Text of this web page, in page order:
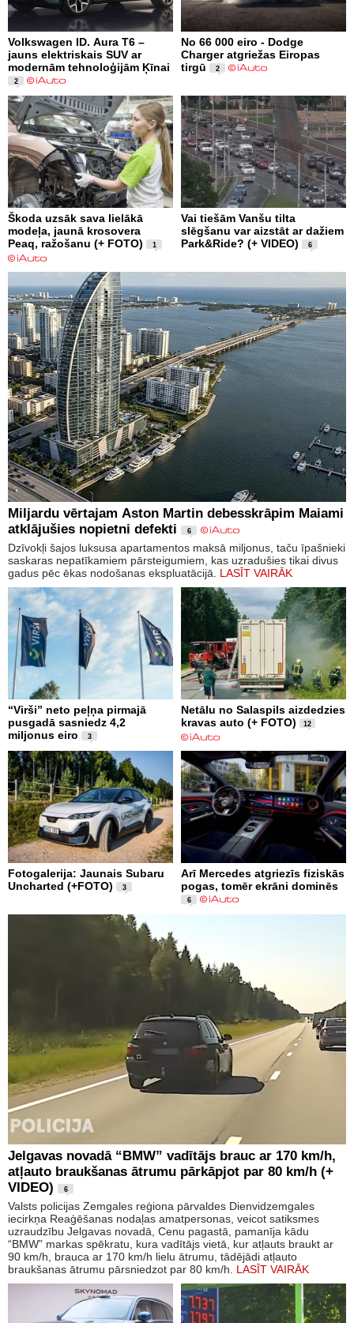
Volkswagen ID. Aura T6 –
jauns elektriskais SUV ar
modernām tehnoloģijām Ķīnai
2
No 66 000 eiro - Dodge
Charger atgriežas Eiropas
tirgū
2
Škoda uzsāk sava lielākā
modeļa, jaunā krosovera
Peaq, ražošanu (+ FOTO)
1
Vai tiešām Vanšu tilta
slēgšanu var aizstāt ar dažiem
Park&Ride? (+ VIDEO)
6
Miljardu vērtajam Aston Martin debesskrāpim Maiami
atklājušies nopietni defekti
6
Dzīvokļi šajos luksusa apartamentos maksā miljonus, taču īpašnieki
saskaras nepatīkamiem pārsteigumiem, kas uzradušies tikai divus
gadus pēc ēkas nodošanas ekspluatācijā. LASĪT VAIRĀK
“Virši” neto peļņa pirmajā
pusgadā sasniedz 4,2
miljonus eiro
3
Netālu no Salaspils aizdedzies
kravas auto (+ FOTO)
12
Fotogalerija: Jaunais Subaru
Uncharted (+FOTO)
3
Arī Mercedes atgriezīs fiziskās
pogas, tomēr ekrāni dominēs
6
Jelgavas novadā “BMW” vadītājs brauc ar 170 km/h,
atļauto braukšanas ātrumu pārkāpjot par 80 km/h (+
VIDEO)
6
Valsts policijas Zemgales reģiona pārvaldes Dienvidzemgales
iecirkņa Reaģēšanas nodaļas amatpersonas, veicot satiksmes
uzraudzību Jelgavas novadā, Cenu pagastā, pamanīja kādu
“BMW” markas spēkratu, kura vadītājs vietā, kur atļauts braukt ar
90 km/h, brauca ar 170 km/h lielu ātrumu, tādējādi atļauto
braukšanas ātrumu pārsniedzot par 80 km/h. LASĪT VAIRĀK